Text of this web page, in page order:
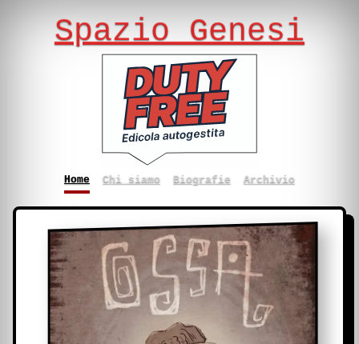
Spazio Genesi
Home Chi siamo Biografie Archivio